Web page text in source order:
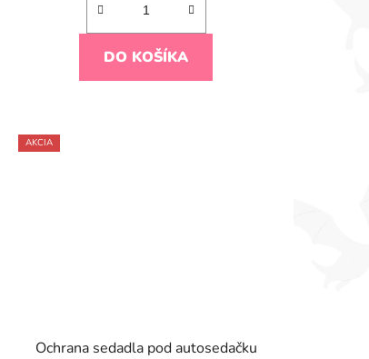
DO KOŠÍKA
AKCIA
Ochrana sedadla pod autosedačku